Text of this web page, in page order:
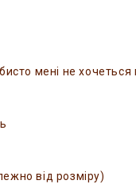
мені не хочеться
від розміру)